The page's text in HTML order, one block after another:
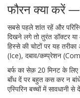
फौरन क्या करें
सबसे पहले शांत रहें और
दिखने लगे तो तुरंत डॉक्टर या
हिस्से की चोटों पर यह
(Ice), दबाव/कम्प्रेशन
बर्फ का सेक़ 20 मिनट के
बाँध दें पर बहुत कस कर न
एस्पिरिन बच्चों में सावधानी से